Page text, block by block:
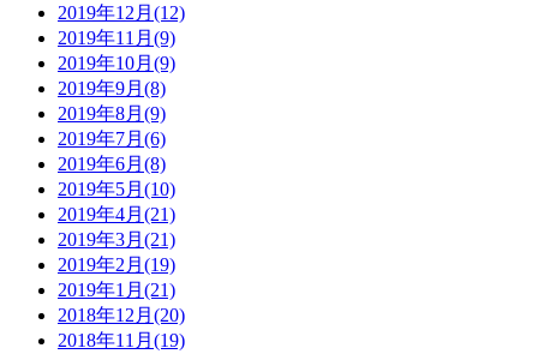
2019年12月(12)
2019年11月(9)
2019年10月(9)
2019年9月(8)
2019年8月(9)
2019年7月(6)
2019年6月(8)
2019年5月(10)
2019年4月(21)
2019年3月(21)
2019年2月(19)
2019年1月(21)
2018年12月(20)
2018年11月(19)